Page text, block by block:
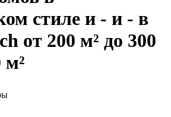
стиле и - и - в
от 200 м² до 300
м²